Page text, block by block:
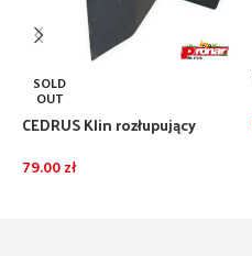
SOLD
OUT
CEDRUS Klin rozłupujący
79.00zł